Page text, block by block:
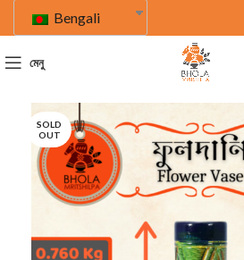
Bengali
মেনু
SOLD
OUT